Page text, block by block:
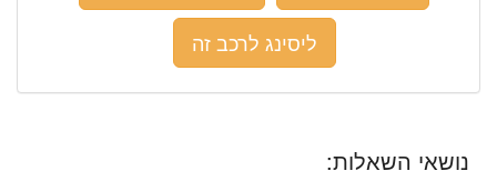
ליסינג לרכב זה
נושאי השאלות: